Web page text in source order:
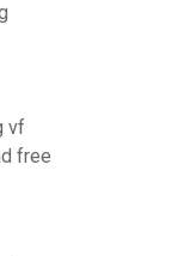
vf
free